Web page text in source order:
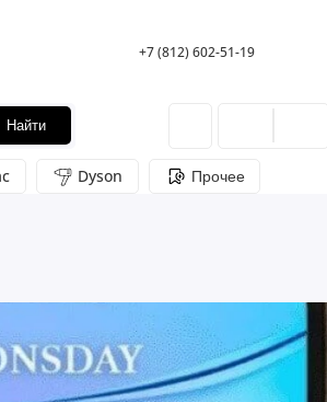
+7 (812) 602-51-19
Найти
Dyson Прочее